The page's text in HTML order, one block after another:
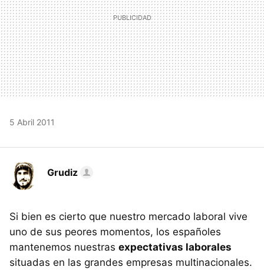
5 Abril 2011
Grudiz
Si bien es cierto que nuestro mercado laboral vive
uno de sus peores momentos, los españoles
mantenemos nuestras expectativas laborales
situadas en las grandes empresas multinacionales.